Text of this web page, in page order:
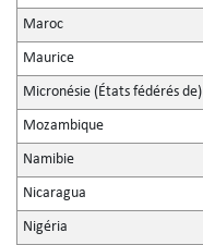
Maroc
Maurice
Micronésie (États fédérés de)
Mozambique
Namibie
Nicaragua
Nigéria